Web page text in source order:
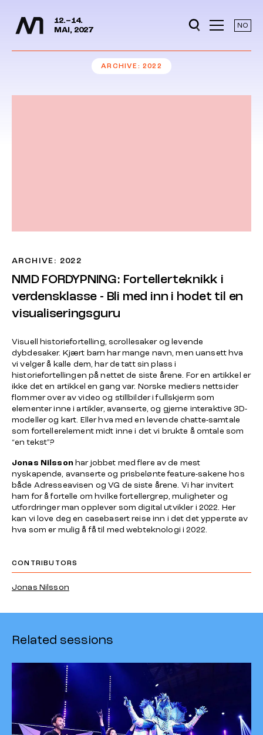
Jump to content
12.–14.
MAI, 2027
NO
ARCHIVE 2022
ARCHIVE: 2022
NMD FORDYPNING: Fortellerteknikk i
verdensklasse - Bli med inn i hodet til en
visualiseringsguru
Visuell historiefortelling, scrollesaker og levende
dybdesaker. Kjært barn har mange navn, men uansett hva
vi velger å kalle dem, har de tatt sin plass i
historiefortellingen på nettet de siste årene. For en artikkel er
ikke det en artikkel en gang var. Norske mediers nettsider
flommer over av video og stillbilder i fullskjerm som
elementer inne i artikler, avanserte, og gjerne interaktive 3D-
modeller og kart. Eller hva med en levende chatte-samtale
som fortellerelement midt inne i det vi brukte å omtale som
“en tekst”?
Jonas Nilssonhar jobbet med flere av de mest
nyskapende, avanserte og prisbelønte feature-sakene hos
både Adresseavisen og VG de siste årene. Vi har invitert
ham for å fortelle om hvilke fortellergrep, muligheter og
utfordringer man opplever som digital utvikler i 2022. Her
kan vi love deg en casebasert reise inn i det det ypperste av
hva som er mulig å få til med webteknologi i 2022.
CONTRIBUTORS
Jonas Nilsson
Related sessions